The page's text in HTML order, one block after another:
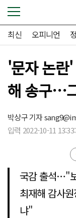
최신 오피니언
'문자 논란
해 송구…
박상구 기자
입력 2022-10-11
국감 출석…"
최재해 감사
냐"